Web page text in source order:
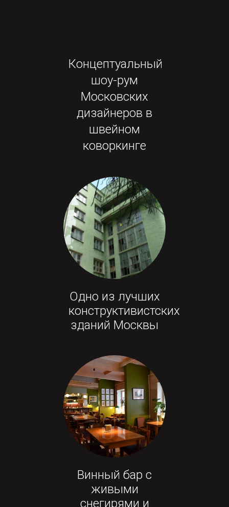
Концептуальный
шоу-рум
Московских
дизайнеров в
швейном
коворкинге
Одно из лучших
конструктивистских
зданий Москвы
Винный бар с
живыми
снегирями и